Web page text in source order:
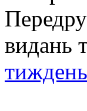
видань
тиждень